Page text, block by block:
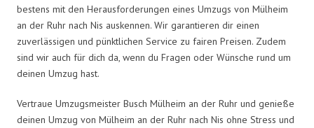
bestens mit den Herausforderungen eines Umzugs von Mülheim
an der Ruhr nach Nis auskennen. Wir garantieren dir einen
zuverlässigen und pünktlichen Service zu fairen Preisen. Zudem
sind wir auch für dich da, wenn du Fragen oder Wünsche rund um
deinen Umzug hast.
Vertraue Umzugsmeister Busch Mülheim an der Ruhr und genieße
deinen Umzug von Mülheim an der Ruhr nach Nis ohne Stress und